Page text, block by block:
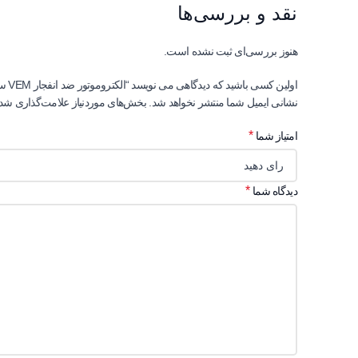
نقد و بررسی‌ها
هنوز بررسی‌ای ثبت نشده است.
اولین کسی باشید که دیدگاهی می نویسد “الکتروموتور ضد انفجار VEM سه فاز3000 دور”
نشانی ایمیل شما منتشر نخواهد شد. بخش‌های موردنیاز علامت‌گذاری
امتیاز شما*
دیدگاه شما*